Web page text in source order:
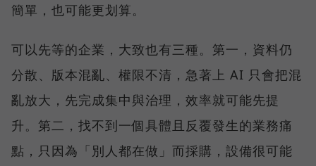
簡單，也可能更划算。
可以先等的企業，大致也有三種。第一，資料仍
分散、版本混亂、權限不清，急著上 AI 只會把混
亂放大，先完成集中與治理，效率就可能先提
升。第二，找不到一個具體且反覆發生的業務痛
點，只因為「別人都在做」而採購，設備很可能